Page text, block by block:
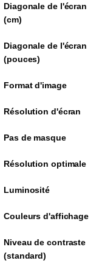
Diagonale de l'écran
(cm)
Diagonale de l'écran
(pouces)
Format d'image
Résolution d'écran
Pas de masque
Résolution optimale
Luminosité
Couleurs d'affichage
Niveau de contraste
(standard)